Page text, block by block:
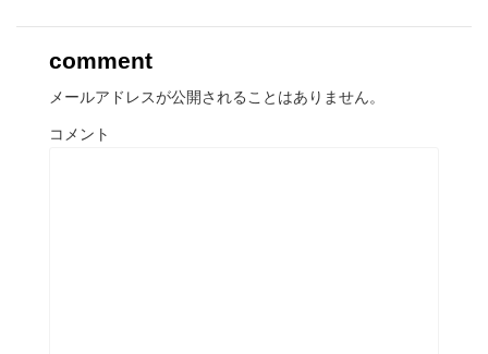
comment
メールアドレスが公開されることはありません。
コメント